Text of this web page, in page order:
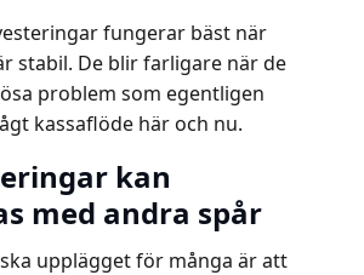
fungerar bäst när
stabil. De blir farligare när de
problem som egentligen
kassaflöde här och nu.
kan
med andra spår
upplägget för många är att